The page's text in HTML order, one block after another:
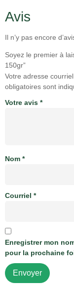
Avis
Il n’y pas encore
Soyez le premier à
150gr”
Votre adresse
obligatoires sont
Votre avis *
Nom *
Courriel *
Enregistrer mon
pour la prochaine